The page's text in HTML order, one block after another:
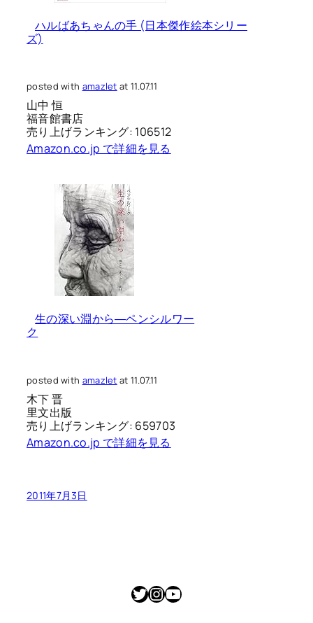
ハルばあちゃんの手 (日本傑作絵本シリー
ズ)
posted with amazlet at 11.07.11
山中 恒
福音館書店
売り上げランキング: 106512
Amazon.co.jp で詳細を見る
生の深い淵から―ペンシルワー
ク
posted with amazlet at 11.07.11
木下 晋
里文出版
売り上げランキング: 659703
Amazon.co.jp で詳細を見る
2011年7月3日
Twitter
Instagram
YouTube